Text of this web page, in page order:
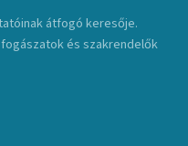
átfogó keresője.
és szakrendelők